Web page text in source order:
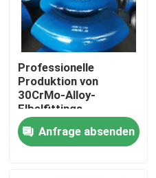
Professionelle
Produktion von
30CrMo-Alloy-
Elbelfittings
Anfrage absenden